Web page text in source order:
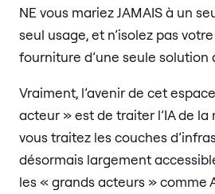
NE vous mariez JAMAIS à un
seul usage, et n’isolez pas
fourniture d’une seule solution
Vraiment, l’avenir de cet
acteur » est de traiter l’IA de
vous traitez les couches
désormais largement
les « grands acteurs » comme